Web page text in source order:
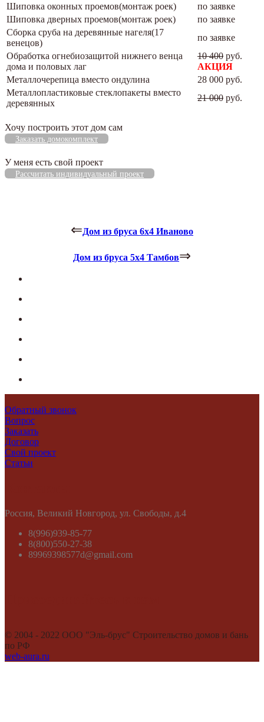
Шиповка оконных проемов(монтаж роек)
по заявке
Шиповка дверных проемов(монтаж роек)
по заявке
Сборка сруба на деревянные нагеля(17
венецов)
по заявке
Обработка огнебиозащитой нижнего венца
дома и половых лаг
10 400 руб.
АКЦИЯ
Металлочерепица вместо ондулина
28 000 руб.
Металлопластиковые стеклопакеты вместо
деревянных
21 000 руб.
Хочу построить этот дом сам
Заказать домокомплект
У меня есть свой проект
Рассчитать индивидуальный проект
⇐Дом из бруса 6х4 Иваново
Дом из бруса 5х4 Тамбов⇒
Обратный звонок
Вопрос
Заказать
Договор
Свой проект
Статьи
​Россия, Великий Новгород, ул. Свободы, д.4
8(996)939-85-77
8(800)550-27-38
89969398577d@gmail.com
© 2004 - 2022 ООО "Эль-брус" Строительство домов и бань
по РФ
web-aura.ru